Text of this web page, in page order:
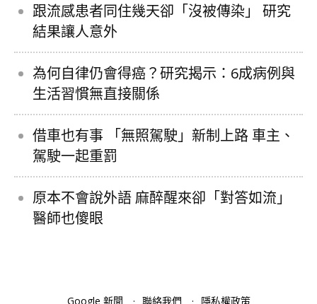
跟流感患者同住幾天卻「沒被傳染」 研究
結果讓人意外
為何自律仍會得癌？研究揭示：6成病例與
生活習慣無直接關係
借車也有事 「無照駕駛」新制上路 車主、
駕駛一起重罰
原本不會說外語 麻醉醒來卻「對答如流」
醫師也傻眼
Google 新聞 聯絡我們 隱私權政策